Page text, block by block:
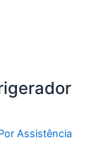
Assistência